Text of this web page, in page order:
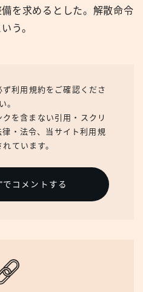
を求めるとした。解散命令
う。
利用規約をご確認くださ
い。
を含まない引用・スクリ
・法令、当サイト利用規
ています。
コメントする